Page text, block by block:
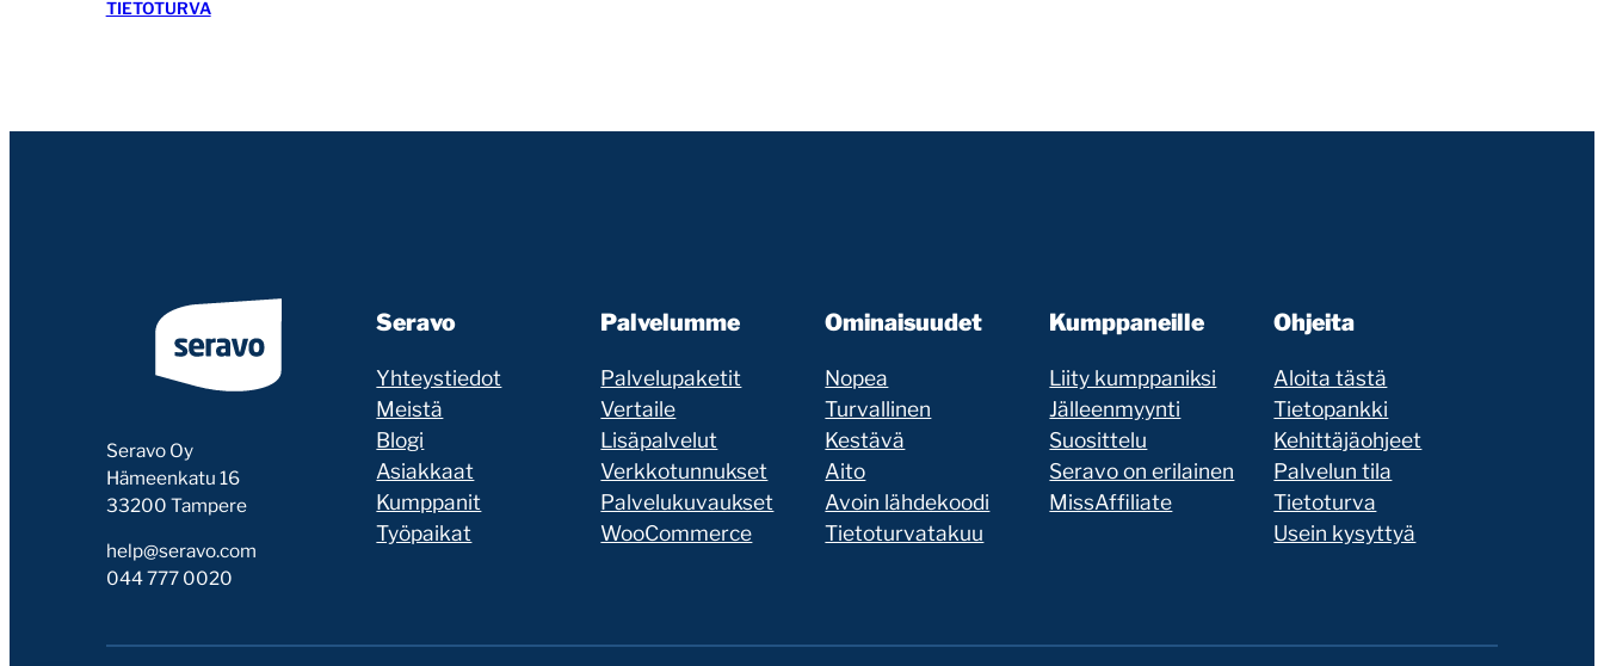
TIETOTURVA
Seravo Oy
Hämeenkatu 16
33200 Tampere
help@seravo.com
044 777 0020
Seravo
Yhteystiedot
Meistä
Blogi
Asiakkaat
Kumppanit
Työpaikat
Palvelumme
Palvelupaketit
Vertaile
Lisäpalvelut
Verkkotunnukset
Palvelukuvaukset
WooCommerce
Ominaisuudet
Nopea
Turvallinen
Kestävä
Aito
Avoin lähdekoodi
Tietoturvatakuu
Kumppaneille
Liity kumppaniksi
Jälleenmyynti
Suosittelu
Seravo on erilainen
MissAffiliate
Ohjeita
Aloita tästä
Tietopankki
Kehittäjäohjeet
Palvelun tila
Tietoturva
Usein kysyttyä